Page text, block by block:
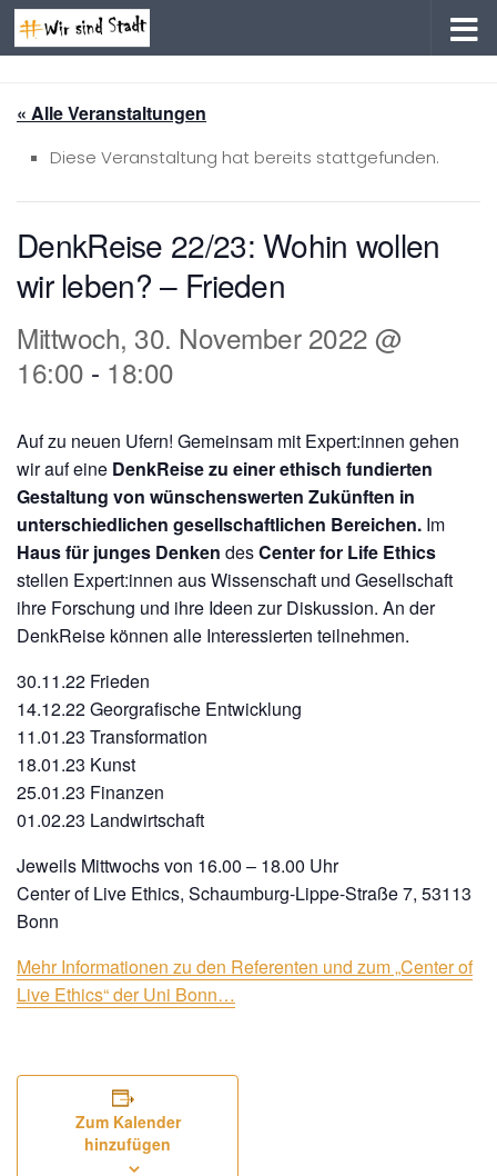
Zum Inhalt springen
« Alle Veranstaltungen
Diese Veranstaltung hat bereits stattgefunden.
DenkReise 22/23: Wohin wollen
wir leben? – Frieden
Mittwoch, 30. November 2022 @
16:00 - 18:00
Auf zu neuen Ufern! Gemeinsam mit Expert:innen gehen
wir auf eine DenkReise zu einer ethisch fundierten
Gestaltung von wünschenswerten Zukünften in
unterschiedlichen gesellschaftlichen Bereichen. Im
Haus für junges Denken desCenter for Life Ethics
stellen Expert:innen aus Wissenschaft und Gesellschaft
ihre Forschung und ihre Ideen zur Diskussion. An der
DenkReise können alle Interessierten teilnehmen.
30.11.22 Frieden
14.12.22 Georgrafische Entwicklung
11.01.23 Transformation
18.01.23 Kunst
25.01.23 Finanzen
01.02.23 Landwirtschaft
Jeweils Mittwochs von 16.00 – 18.00 Uhr
Center of Live Ethics, Schaumburg-Lippe-Straße 7, 53113
Bonn
Mehr Informationen zu den Referenten und zum „Center of
Live Ethics“ der Uni Bonn…
Zum Kalender
hinzufügen